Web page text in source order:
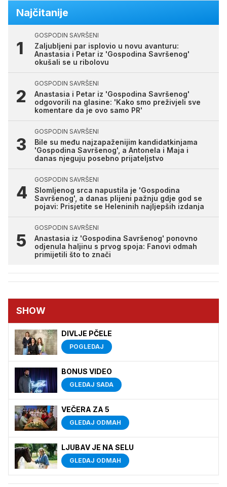
Najčitanije
GOSPODIN SAVRŠENI
Zaljubljeni par isplovio u novu avanturu:
Anastasia i Petar iz 'Gospodina Savršenog'
okušali se u ribolovu
GOSPODIN SAVRŠENI
Anastasia i Petar iz 'Gospodina Savršenog'
odgovorili na glasine: 'Kako smo preživjeli sve
komentare da je ovo samo PR'
GOSPODIN SAVRŠENI
Bile su među najzapaženijim kandidatkinjama
'Gospodina Savršenog', a Antonela i Maja i
danas njeguju posebno prijateljstvo
GOSPODIN SAVRŠENI
Slomljenog srca napustila je 'Gospodina
Savršenog', a danas plijeni pažnju gdje god se
pojavi: Prisjetite se Heleninih najljepših izdanja
GOSPODIN SAVRŠENI
Anastasia iz 'Gospodina Savršenog' ponovno
odjenula haljinu s prvog spoja: Fanovi odmah
primijetili što to znači
SHOW
DIVLJE PČELE
POGLEDAJ
BONUS VIDEO
GLEDAJ SADA
VEČERA ZA 5
GLEDAJ ODMAH
LJUBAV JE NA SELU
GLEDAJ ODMAH